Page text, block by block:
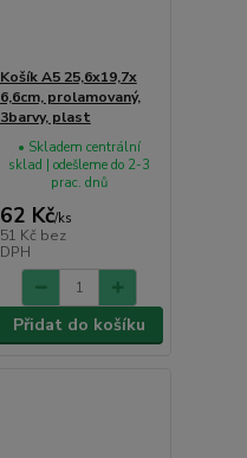
Košík A5 25,6x19,7x
6,6cm, prolamovaný,
3barvy, plast
62 Kč/ks
51 Kč bez
DPH
• Skladem centrální
sklad | odešleme do 2-3
prac. dnů
Přidat do košíku